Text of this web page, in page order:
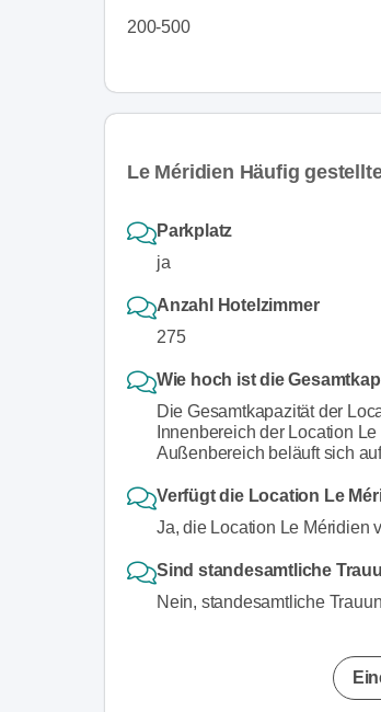
200-500
Le Méridien Häufig
Parkplatz
ja
Anzahl Hotelzimmer
275
Wie hoch ist die
Die Gesamtkapazität der
Innenbereich der Location
Außenbereich beläuft sich
Verfügt die Location Le
Ja, die Location Le Méridien
Sind standesamtliche
Nein, standesamtliche